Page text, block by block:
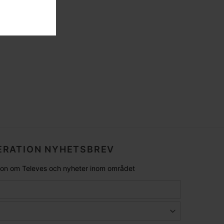
NYHETSBREV
om Televes och nyheter inom området